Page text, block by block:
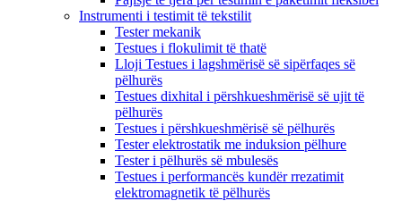
Instrumenti i testimit të tekstilit
Tester mekanik
Testues i flokulimit të thatë
Lloji Testues i lagshmërisë së sipërfaqes së
pëlhurës
Testues dixhital i përshkueshmërisë së ujit të
pëlhurës
Testues i përshkueshmërisë së pëlhurës
Tester elektrostatik me induksion pëlhure
Tester i pëlhurës së mbulesës
Testues i performancës kundër rrezatimit
elektromagnetik të pëlhurës